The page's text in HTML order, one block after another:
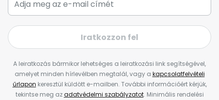
Iratkozzon fel
A leiratkozás bármikor lehetséges a leiratkozási link segítségével,
amelyet minden hírlevélben megtalál, vagy a kapcsolatfelvételi
űrlapon keresztül küldött e-mailben. További információért kérjük,
tekintse meg azadatvédelmi szabályzatot. Minimális rendelési